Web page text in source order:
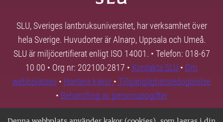
SLU, Sveriges lantbruksuniversitet, har verksamhet över
hela Sverige. Huvudorter är Alnarp, Uppsala och Umeå.
SLU är miljöcertifierat enligt ISO 14001. • Telefon: 018-67
10 00 • Org nr: 202100-2817 • Kontakta SLU • Om
webbplatsen • Hantera kakor • Tillgänglighetsredogörelse
• Behandling av personuppgifter